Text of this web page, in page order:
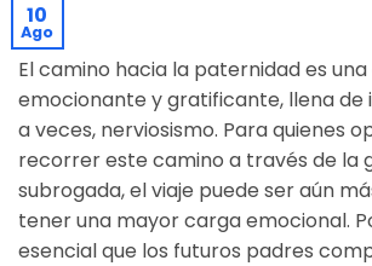
10
Ago
El camino hacia la paternidad es
emocionante y gratificante, llena de
a veces, nerviosismo. Para quienes
recorrer este camino a través de la
subrogada, el viaje puede ser aún
tener una mayor carga emocional.
esencial que los futuros padres